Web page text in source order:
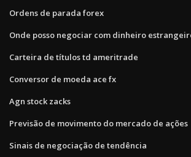
Ordens de parada forex
Onde posso negociar com dinheiro
Carteira de títulos td ameritrade
Conversor de moeda ace fx
Agn stock zacks
Previsão de movimento do mercado de ações
Sinais de negociação de tendência